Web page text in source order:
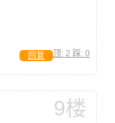
顶: 2 踩: 0
回复
9楼